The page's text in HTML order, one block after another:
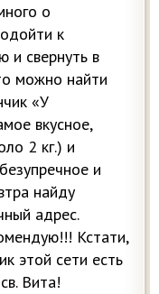
о
к
и свернуть в
можно найти
«У
вкусное,
2 кг.) и
и
найду
адрес.
Кстати,
этой сети есть
Вита!